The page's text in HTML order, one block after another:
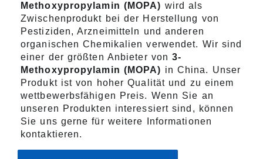
Methoxypropylamin (MOPA) wird als
Zwischenprodukt bei der Herstellung von
Pestiziden, Arzneimitteln und anderen
organischen Chemikalien verwendet. Wir sind
einer der größten Anbieter von 3-
Methoxypropylamin (MOPA) in China. Unser
Produkt ist von hoher Qualität und zu einem
wettbewerbsfähigen Preis. Wenn Sie an
unseren Produkten interessiert sind, können
Sie uns gerne für weitere Informationen
kontaktieren.